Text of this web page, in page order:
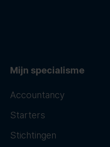
Mijn specialisme
Accountancy
Starters
Stichtingen